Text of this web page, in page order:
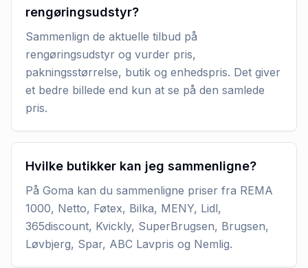
rengøringsudstyr?
Sammenlign de aktuelle tilbud på
rengøringsudstyr og vurder pris,
pakningsstørrelse, butik og enhedspris. Det giver
et bedre billede end kun at se på den samlede
pris.
Hvilke butikker kan jeg sammenligne?
På Goma kan du sammenligne priser fra REMA
1000, Netto, Føtex, Bilka, MENY, Lidl,
365discount, Kvickly, SuperBrugsen, Brugsen,
Løvbjerg, Spar, ABC Lavpris og Nemlig.